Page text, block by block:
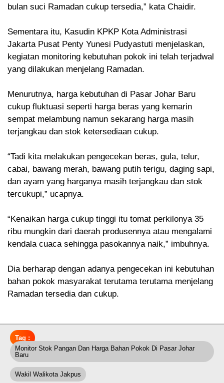
bulan suci Ramadan cukup tersedia,” kata Chaidir.
Sementara itu, Kasudin KPKP Kota Administrasi
Jakarta Pusat Penty Yunesi Pudyastuti menjelaskan,
kegiatan monitoring kebutuhan pokok ini telah terjadwal
yang dilakukan menjelang Ramadan.
Menurutnya, harga kebutuhan di Pasar Johar Baru
cukup fluktuasi seperti harga beras yang kemarin
sempat melambung namun sekarang harga masih
terjangkau dan stok ketersediaan cukup.
“Tadi kita melakukan pengecekan beras, gula, telur,
cabai, bawang merah, bawang putih terigu, daging sapi,
dan ayam yang harganya masih terjangkau dan stok
tercukupi,” ucapnya.
“Kenaikan harga cukup tinggi itu tomat perkilonya 35
ribu mungkin dari daerah produsennya atau mengalami
kendala cuaca sehingga pasokannya naik,” imbuhnya.
Dia berharap dengan adanya pengecekan ini kebutuhan
bahan pokok masyarakat terutama terutama menjelang
Ramadan tersedia dan cukup.
Tag :
Monitor Stok Pangan Dan Harga Bahan Pokok Di Pasar Johar
Baru
Wakil Walikota Jakpus